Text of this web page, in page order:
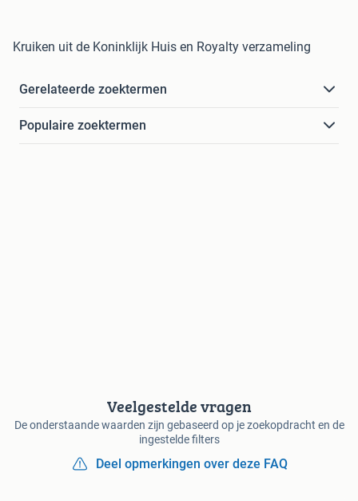
Kruiken uit de Koninklijk Huis en Royalty verzameling
Gerelateerde zoektermen
Populaire zoektermen
Veelgestelde vragen
De onderstaande waarden zijn gebaseerd op je zoekopdracht en de
ingestelde filters
Deel opmerkingen over deze FAQ